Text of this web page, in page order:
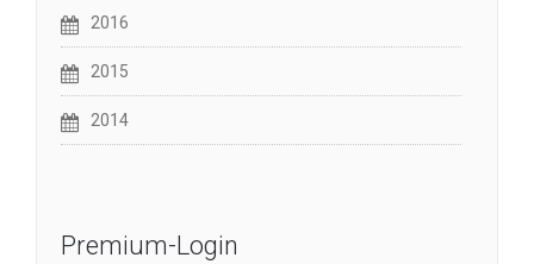
2016
2015
2014
Premium-Login